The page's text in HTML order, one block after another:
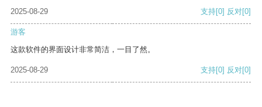
2025-08-29
支持[0] 反对[0]
游客
这款软件的界面设计非常简洁，一目了然。
2025-08-29 支持[0] 反对[0]